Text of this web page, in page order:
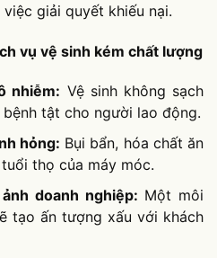
giải quyết khiếu nại.
vụ vệ sinh kém chất lượng
nhiễm: Vệ sinh không sạch
tật cho người lao động.
hỏng: Bụi bẩn, hóa chất ăn
thọ của máy móc.
doanh nghiệp: Một môi
tạo ấn tượng xấu với khách